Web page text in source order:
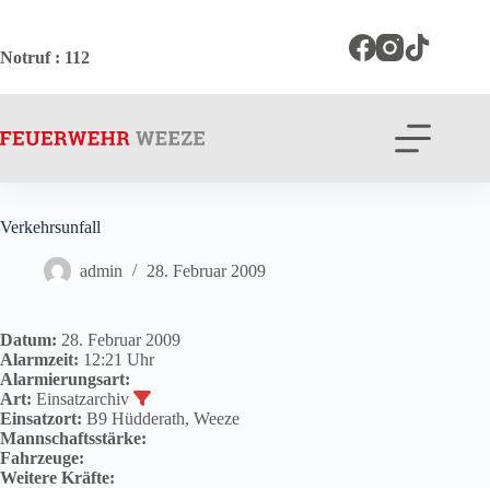
springen
Notruf: 112
Verkehrsunfall
admin 28. Februar 2009
Datum: 28. Februar 2009
Alarmzeit: 12:21 Uhr
Alarmierungsart:
Art: Einsatzarchiv
Einsatzort: B9 Hüdderath, Weeze
Mannschaftsstärke:
Fahrzeuge:
Weitere Kräfte: